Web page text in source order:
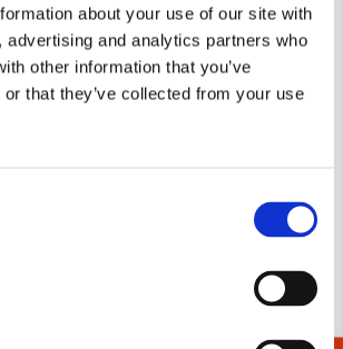
about your use of our site with
advertising and analytics partners who
other information that you’ve
that they’ve collected from your use
Toevoegen
aan
verlanglijst